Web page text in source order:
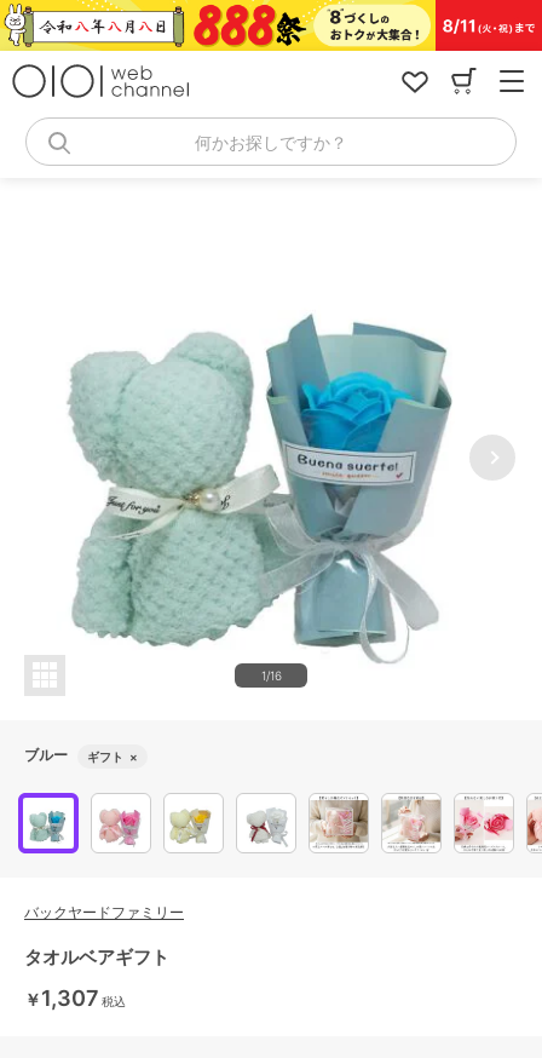
コ
ン
何かお探しですか？
1/16
ブルー ギフト ×
バックヤードファミリー
タオルベアギフト
￥1,307 税込